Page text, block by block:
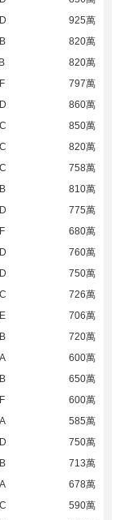
925萬
820萬
820萬
797萬
860萬
850萬
820萬
758萬
810萬
775萬
680萬
760萬
750萬
726萬
706萬
720萬
600萬
650萬
600萬
585萬
750萬
713萬
678萬
590萬